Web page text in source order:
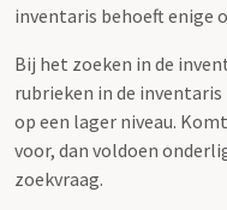
inventaris behoeft enige
Bij het zoeken in de
rubrieken in de
op een lager niveau.
voor, dan voldoen
zoekvraag.